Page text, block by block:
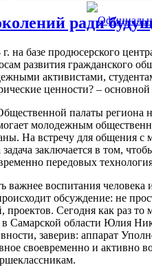
ради
г. на базе продюсерского
развития гражданского
активистами,
ценности? –
палаты региона
молодежным
На встречу для общения с
заключается в том,
передовых
важнее воспитания
обсуждение: не
проектов. Сегодня как раз
Самарской области Юлия
заверив: аппарат
своевременно и активно